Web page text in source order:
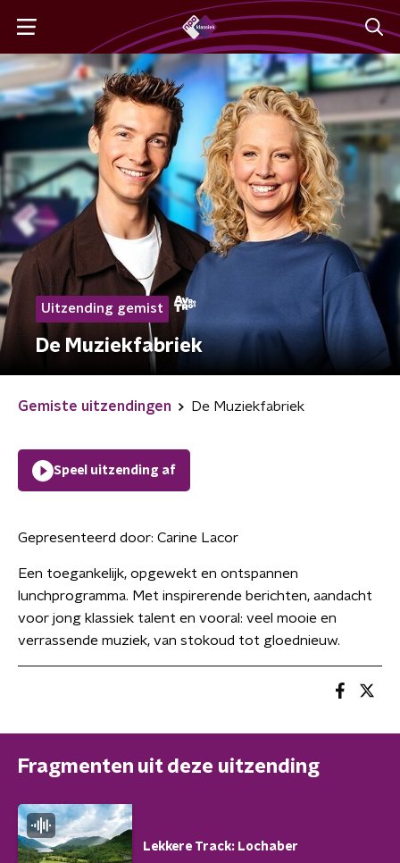
Uitzending gemist
De Muziekfabriek
Gemiste uitzendingen De Muziekfabriek
Speel uitzending af
Gepresenteerd door: Carine Lacor
Een toegankelijk, opgewekt en ontspannen
lunchprogramma. Met inspirerende berichten, aandacht
voor jong klassiek talent en vooral: veel mooie en
verrassende muziek, van stokoud tot gloednieuw.
Fragmenten uit deze uitzending
Lekkere Track: Lochaber